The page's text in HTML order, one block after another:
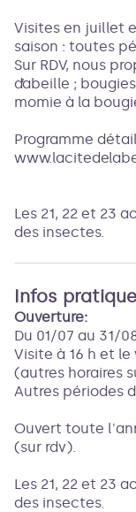
Visites en juillet
saison : toutes
Sur RDV, nous
d’abeille ;
momie à la
Programme
Les 21, 22 et 23
des insectes.
Infos
Ouverture:
Du 01/07 au 31/
Visite à 16 h et
(autres horaires
Autres périodes
Ouvert toute
(sur rdv).
Les 21, 22 et 23
des insectes.